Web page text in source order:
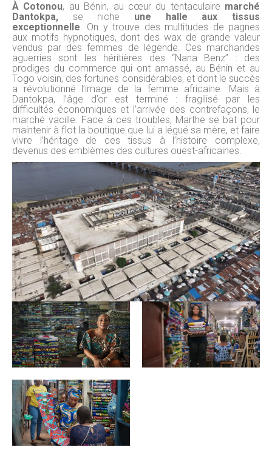
À Cotonou, au Bénin, au cœur du tentaculaire marché
Dantokpa, se niche une halle aux tissus
exceptionnelle. On y trouve des multitudes de pagnes
aux motifs hypnotiques, dont des wax de grande valeur
vendus par des femmes de légende. Ces marchandes
aguerries sont les héritières des “Nana Benz” : des
prodiges du commerce qui ont amassé, au Bénin et au
Togo voisin, des fortunes considérables, et dont le succès
a révolutionné l’image de la femme africaine. Mais à
Dantokpa, l’âge d’or est terminé : fragilisé par les
difficultés économiques et l’arrivée des contrefaçons, le
marché vacille. Face à ces troubles, Marthe se bat pour
maintenir à flot la boutique que lui a légué sa mère, et faire
vivre l’héritage de ces tissus à l’histoire complexe,
devenus des emblèmes des cultures ouest-africaines.